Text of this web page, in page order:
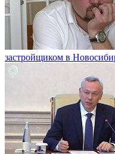
застройщиком в